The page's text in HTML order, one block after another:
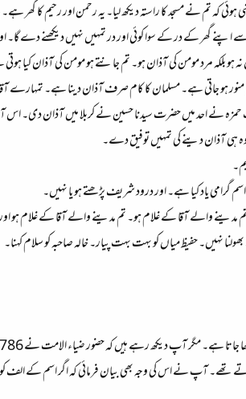
ہوئی کہ تم نے مسجد کا راستہ دیکھ لیا۔ یہ رحمن اور رحیم کا
گھر کے در کے سوا کوئی اور در تمہیں نہیں دیکھنے دے گا۔
بلکہ مرد مومن کی آذان ہو۔ تم جانتے ہو مومن کی آذان کیا
منور ہو جاتی ہے۔ مسلمان کا کام صرف آذان دینا ہے۔ تمہارے
نے احد میں حضرت سیدنا حسین نے کربلا میں آذان دی۔ اس
وہ ہی آذان دینے کی تمہیں توفیق دے۔
گرامی یاد کیا ہے۔ اور درود شریف پڑھتے ہو یا نہیں۔
مدینے والے آقا کے غلام ہو۔ تم مدینے والے آقا کے غلام ہو
حفیظ میاں کو بہت بہت پیار۔ خالہ صاحبہ کو سلام کہنا۔